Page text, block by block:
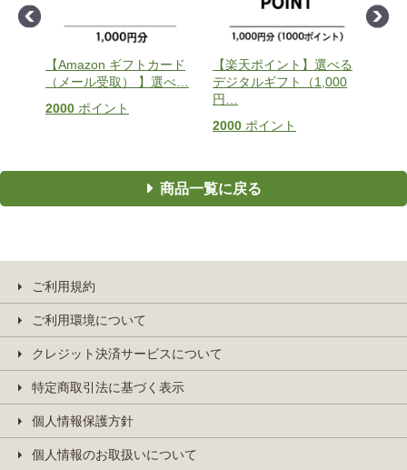
【Amazon ギフトカード
（メール受取） 】選べ
2000 ポイント
【楽天ポイント】選べる
デジタルギフト（1,000
円
2000 ポイント
商品一覧に戻る
ご利用規約
ご利用環境について
クレジット決済サービスについて
特定商取引法に基づく表示
個人情報保護方針
個人情報のお取扱いについて